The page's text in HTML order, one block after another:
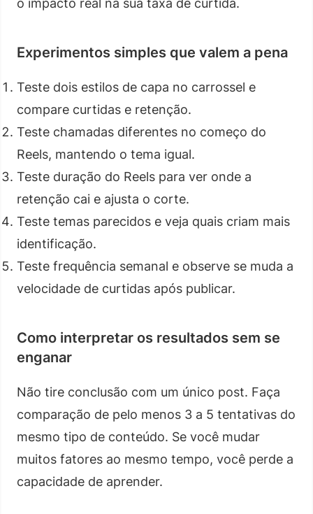
o impacto real na sua taxa de curtida.
Experimentos simples que valem a pena
Teste dois estilos de capa no carrossel e
compare curtidas e retenção.
Teste chamadas diferentes no começo do
Reels, mantendo o tema igual.
Teste duração do Reels para ver onde a
retenção cai e ajusta o corte.
Teste temas parecidos e veja quais criam mais
identificação.
Teste frequência semanal e observe se muda a
velocidade de curtidas após publicar.
Como interpretar os resultados sem se
enganar
Não tire conclusão com um único post. Faça
comparação de pelo menos 3 a 5 tentativas do
mesmo tipo de conteúdo. Se você mudar
muitos fatores ao mesmo tempo, você perde a
capacidade de aprender.